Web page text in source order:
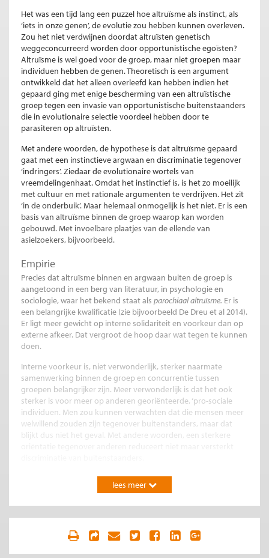
Het was een tijd lang een puzzel hoe altruïsme als instinct, als
‘iets in onze genen’, de evolutie zou hebben kunnen overleven.
Zou het niet verdwijnen doordat altruïsten genetisch
weggeconcurreerd worden door opportunistische egoïsten?
Altruïsme is wel goed voor de groep, maar niet groepen maar
individuen hebben de genen. Theoretisch is een argument
ontwikkeld dat het alleen overleefd kan hebben indien het
gepaard ging met enige bescherming van een altruïstische
groep tegen een invasie van opportunistische buitenstaanders
die in evolutionaire selectie voordeel hebben door te
parasiteren op altruïsten.
Met andere woorden, de hypothese is dat altruïsme gepaard
gaat met een instinctieve argwaan en discriminatie tegenover
‘indringers’. Ziedaar de evolutionaire wortels van
vreemdelingenhaat. Omdat het instinctief is, is het zo moeilijk
met cultuur en met rationale argumenten te verdrijven. Het zit
‘in de onderbuik’. Maar helemaal onmogelijk is het niet. Er is een
basis van altruïsme binnen de groep waarop kan worden
gebouwd. Met invoelbare plaatjes van de ellende van
asielzoekers, bijvoorbeeld.
Empirie
Precies dat altruïsme binnen en argwaan buiten de groep is
aangetoond in een berg van literatuur, in psychologie en
sociologie, waar het bekend staat als parochiaal altruïsme. Er is
een belangrijke kwalificatie (zie bijvoorbeeld De Dreu et al 2014).
Er ligt meer gewicht op interne solidariteit en voorkeur dan op
externe afkeer. Dat vergroot de hoop daar wat tegen te kunnen
doen.
Interne voorkeur is, niet verwonderlijk, sterker naarmate
samenwerking binnen de groep en concurrentie tussen
groepen belangrijker zijn. Meer verwonderlijk is dat het ook
sterker is voor meer op anderen georiënteerde, ‘pro-sociale
individuen. Men zou kunnen verwachten dat die mensen meer
welwillend zouden zijn tegenover buitenstanders, maar dat
blijkt dus niet het geval. Met andere woorden, een sterkere
Carsten de Dreu et al. (2011) onderzochten het effect van het
‘liefdeshormoon’ of ‘knuffelhormoon’ Oxytocine. Hier zou men
ook kunnen verwachten dat het discriminatie van outsiders
vermindert, maar ook hier blijkt het tegengestelde het geval.
Het intensiveert voorkeur voor de eigen groep, rivaliteit tussen
groepen en discriminatie.
lees meer